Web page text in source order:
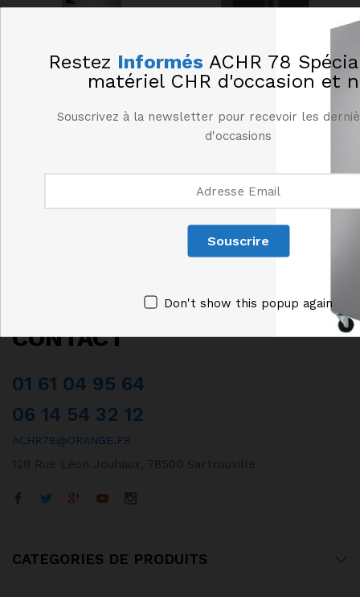
ATOSA – groupe en bas
GN2/1 HOSHIZAKI
3130,00€ HT
CONTACT
01 61 04 95 64
06 14 54 32 12
ACHR78@ORANGE.FR
CATEGORIES DE PRODUITS
Restez Informés ACHR 78
matériel CHR d'occasion et
Souscrivez à la newsletter pour recevoir les
d'occasions
Don't show this popup again